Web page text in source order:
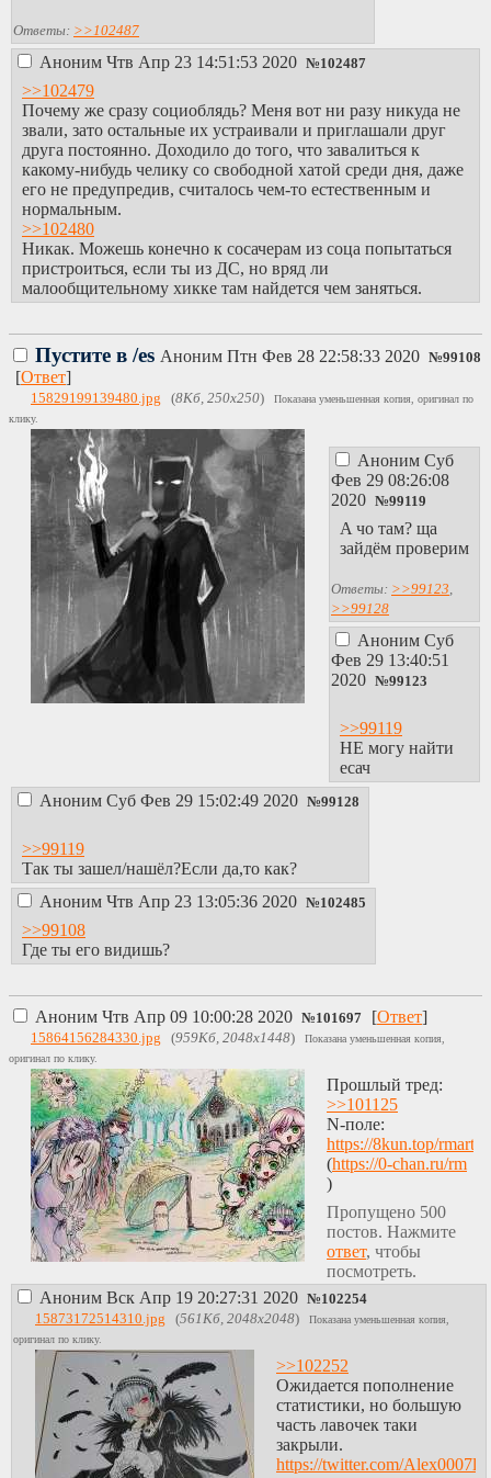
Ответы: >>102487
Аноним Чтв Апр 23 14:51:53 2020 №102487
>>102479
Почему же сразу социоблядь? Меня вот ни разу никуда не
звали, зато остальные их устраивали и приглашали друг
друга постоянно. Доходило до того, что завалиться к
какому-нибудь челику со свободной хатой среди дня, даже
его не предупредив, считалось чем-то естественным и
нормальным.
>>102480
Никак. Можешь конечно к сосачерам из соца попытаться
пристроиться, если ты из ДС, но вряд ли
малообщительному хикке там найдется чем заняться.
Пустите в /es Аноним Птн Фев 28 22:58:33 2020 №99108
[Ответ]
15829199139480.jpg (8Кб, 250x250)
Показана уменьшенная копия, оригинал по
клику.
Аноним Суб
Фев 29 08:26:08
2020 №99119
A чо там? ща
зайдём проверим
Ответы: >>99123,
>>99128
Аноним Суб
Фев 29 13:40:51
2020 №99123
>>99119
НЕ могу найти
есач
Аноним Суб Фев 29 15:02:49 2020 №99128
>>99119
Так ты зашел/нашёл?Если да,то как?
Аноним Чтв Апр 23 13:05:36 2020 №102485
>>99108
Где ты его видишь?
Аноним Чтв Апр 09 10:00:28 2020 №101697 [Ответ]
15864156284330.jpg (959Кб, 2048x1448)
Показана уменьшенная копия,
оригинал по клику.
Прошлый тред:
>>101125
N-поле:
https://8kun.top/rmart
(https://0-chan.ru/rm
)
Пропущено 500
постов. Нажмите
ответ, чтобы
посмотреть.
Аноним Вск Апр 19 20:27:31 2020 №102254
15873172514310.jpg (561Кб, 2048x2048)
Показана уменьшенная копия,
оригинал по клику.
>>102252
Ожидается пополнение
статистики, но большую
часть лавочек таки
закрыли.
https://twitter.com/